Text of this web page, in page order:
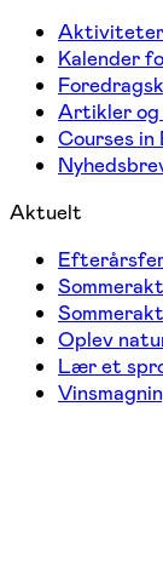
Kalender
Artikler og
Courses in
Aktuelt
Oplev
Lær et